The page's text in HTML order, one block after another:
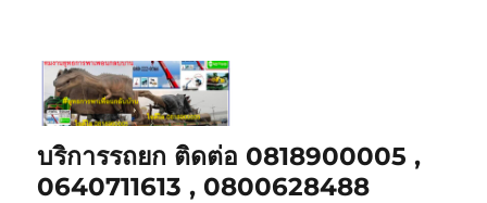
บริการรถยก ติดต่อ 0818900005 ,
0640711613 , 0800628488